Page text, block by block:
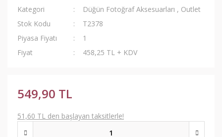
Kategori Düğün Fotoğraf Aksesuarları , Outlet
Stok Kodu
T2378
Piyasa Fiyatı
1
Fiyat
458,25 TL + KDV
549,90 TL
51,60 TL den başlayan taksitlerle!